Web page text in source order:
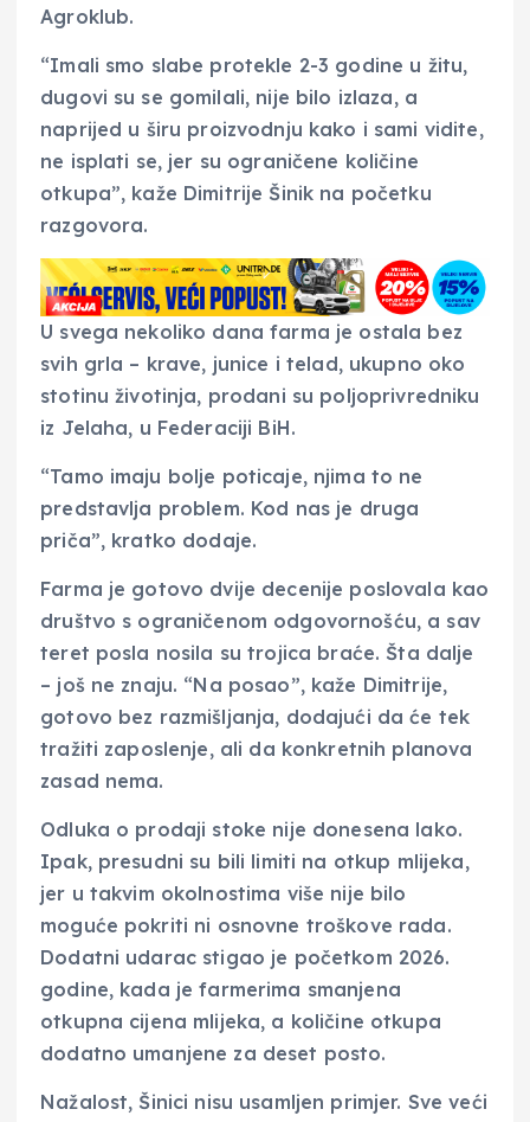
Agroklub.
“Imali smo slabe protekle 2-3 godine u žitu,
dugovi su se gomilali, nije bilo izlaza, a
naprijed u širu proizvodnju kako i sami vidite,
ne isplati se, jer su ograničene količine
otkupa”, kaže Dimitrije Šinik na početku
razgovora.
U svega nekoliko dana farma je ostala bez
svih grla – krave, junice i telad, ukupno oko
stotinu životinja, prodani su poljoprivredniku
iz Jelaha, u Federaciji BiH.
“Tamo imaju bolje poticaje, njima to ne
predstavlja problem. Kod nas je druga
priča”, kratko dodaje.
Farma je gotovo dvije decenije poslovala kao
društvo s ograničenom odgovornošću, a sav
teret posla nosila su trojica braće. Šta dalje
– još ne znaju. “Na posao”, kaže Dimitrije,
gotovo bez razmišljanja, dodajući da će tek
tražiti zaposlenje, ali da konkretnih planova
zasad nema.
Odluka o prodaji stoke nije donesena lako.
Ipak, presudni su bili limiti na otkup mlijeka,
jer u takvim okolnostima više nije bilo
moguće pokriti ni osnovne troškove rada.
Dodatni udarac stigao je početkom 2026.
godine, kada je farmerima smanjena
otkupna cijena mlijeka, a količine otkupa
dodatno umanjene za deset posto.
Nažalost, Šinici nisu usamljen primjer. Sve veći